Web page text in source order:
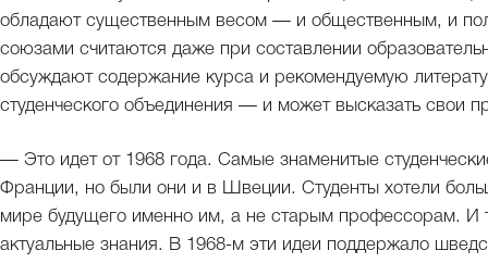
обладают существенным весом — и общественным, и
союзами считаются даже при составлении
обсуждают содержание курса и рекомендуемую
студенческого объединения — и может высказать свои
— Это идет от 1968 года. Самые знаменитые
Франции, но были они и в Швеции. Студенты хотели
мире будущего именно им, а не старым профессорам. И
актуальные знания. В 1968-м эти идеи поддержало